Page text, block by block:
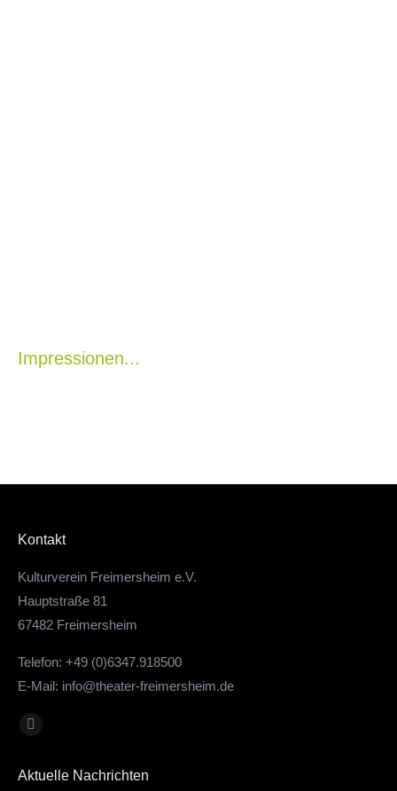
Impressionen...
Kontakt
Kulturverein Freimersheim e.V.
Hauptstraße 81
67482 Freimersheim
Telefon: +49 (0)6347.918500
E-Mail: info@theater-freimersheim.de
Finden Sie uns auf:
opens
Aktuelle Nachrichten